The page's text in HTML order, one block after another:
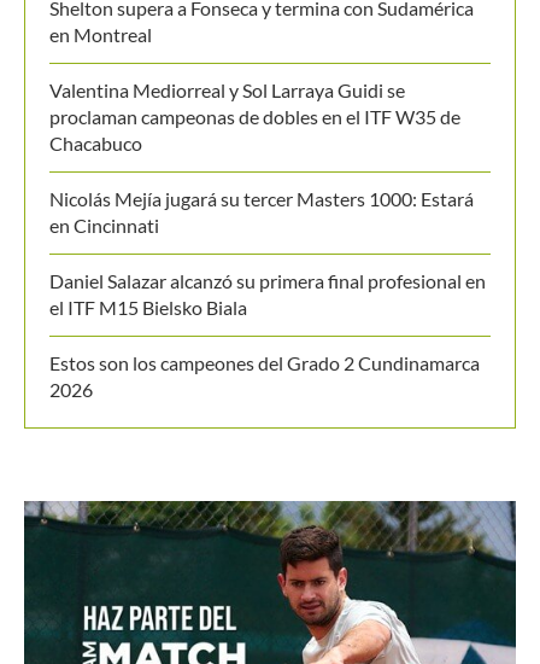
en Montreal
Valentina Mediorreal y Sol Larraya Guidi se
proclaman campeonas de dobles en el ITF W35 de
Chacabuco
Nicolás Mejía jugará su tercer Masters 1000: Estará
en Cincinnati
Daniel Salazar alcanzó su primera final profesional en
el ITF M15 Bielsko Biala
Estos son los campeones del Grado 2 Cundinamarca
2026